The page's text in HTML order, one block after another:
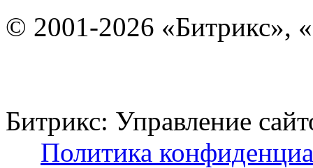
© 2001-2026 «Битрикс»,
Битрикс: Управление
Политика